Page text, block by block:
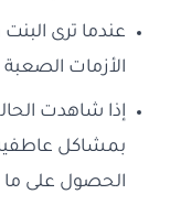
عندما ترى
الأزمات
إذا شاهدت
بمشاكل عاطفية
الحصول على ما